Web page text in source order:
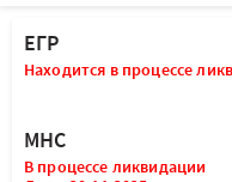
Мальта
ЕГР
Находится в процессе
МНС
В процессе ликвидации